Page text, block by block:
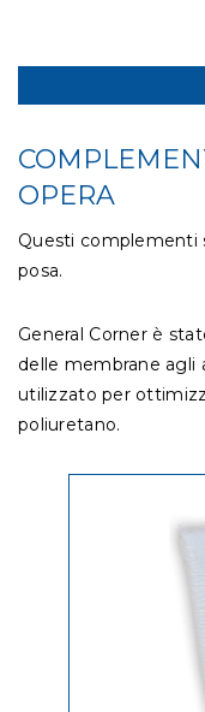
OPERA
Questi complementi
posa.
General Corner è
delle membrane agli
utilizzato per
poliuretano.